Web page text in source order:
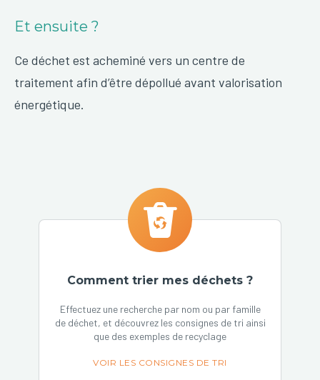
Et ensuite ?
Ce déchet est acheminé vers un centre de
traitement afin d’être dépollué avant valorisation
énergétique.
Comment trier mes déchets ?
Effectuez une recherche par nom ou par famille
de déchet, et découvrez les consignes de tri ainsi
que des exemples de recyclage
VOIR LES CONSIGNES DE TRI